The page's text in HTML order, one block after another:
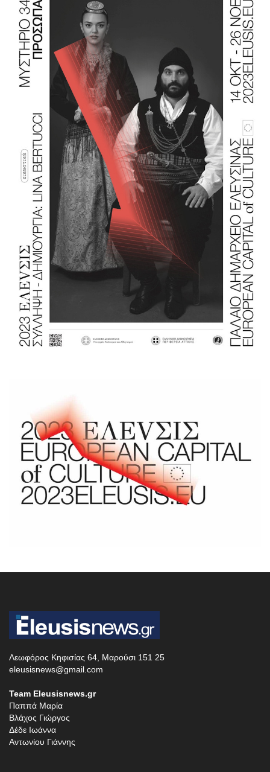
Λεωφόρος Κηφισίας 64, Μαρούσι 151 25
eleusisnews@gmail.com
Team Eleusisnews.gr
Παππά Μαρία
Βλάχος Γιώργος
Δέδε Ιωάννα
Αντωνίου Γιάννης